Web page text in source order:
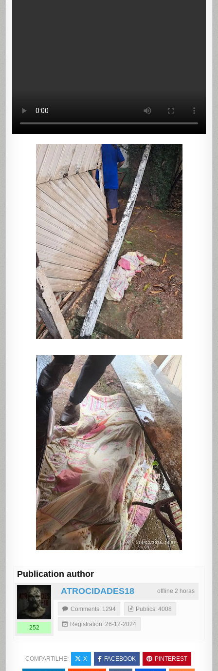
Publication author
offline 2 horas
ATROCIDADES18
252
Comments: 1294 Publics: 4008
Registration: 26-12-2024
COMPARTILHE: X FACEBOOK PINTEREST